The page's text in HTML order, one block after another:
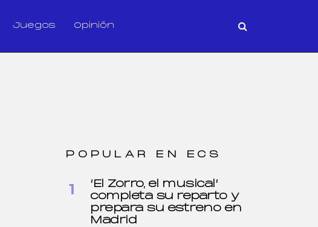
Juegos Opinión
POPULAR EN ECS
‘El Zorro, el musical’
completa su reparto y
prepara su estreno en
Madrid